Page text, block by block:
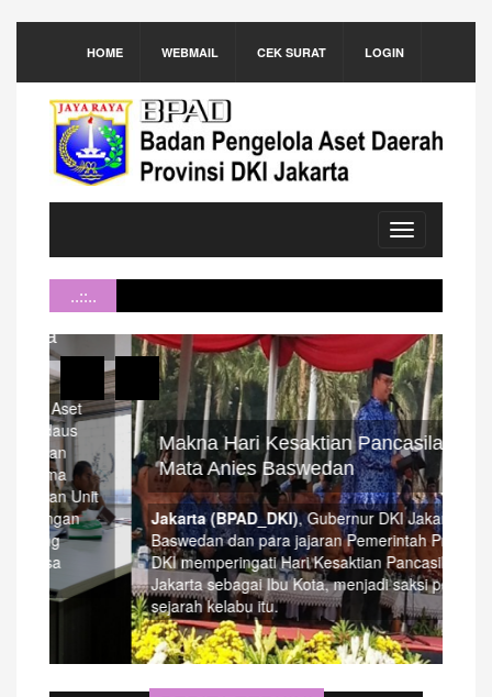
HOME WEBMAIL CEK SURAT LOGIN
Toggle
navigation
..::..
Makna Hari Kesaktian Pancasila di
Mata Anies Baswedan
Jakarta (BPAD_DKI), Gubernur DKI Jakarta Anies
Baswedan dan para jajaran Pemerintah Provinsi
DKI memperingati Hari Kesaktian Pancasila.
Jakarta sebagai Ibu Kota, menjadi saksi peristiwa
sejarah kelabu itu.